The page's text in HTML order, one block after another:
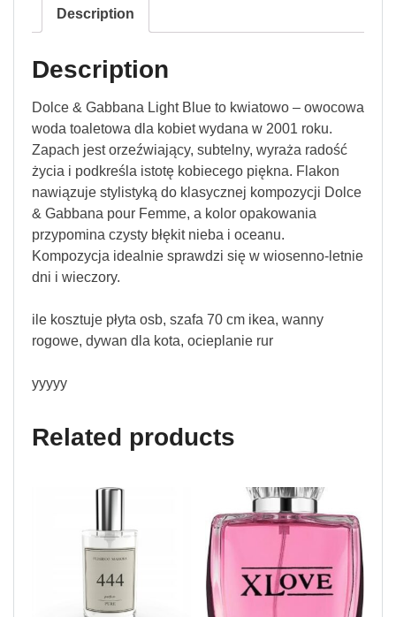
Description
Description
Dolce & Gabbana Light Blue to kwiatowo – owocowa
woda toaletowa dla kobiet wydana w 2001 roku.
Zapach jest orzeźwiający, subtelny, wyraża radość
życia i podkreśla istotę kobiecego piękna. Flakon
nawiązuje stylistyką do klasycznej kompozycji Dolce
& Gabbana pour Femme, a kolor opakowania
przypomina czysty błękit nieba i oceanu.
Kompozycja idealnie sprawdzi się w wiosenno-letnie
dni i wieczory.
ile kosztuje płyta osb, szafa 70 cm ikea, wanny
rogowe, dywan dla kota, ocieplanie rur
yyyyy
Related products